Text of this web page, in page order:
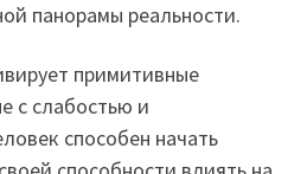
панорамы реальности.
примитивные
с слабостью и
способен начать